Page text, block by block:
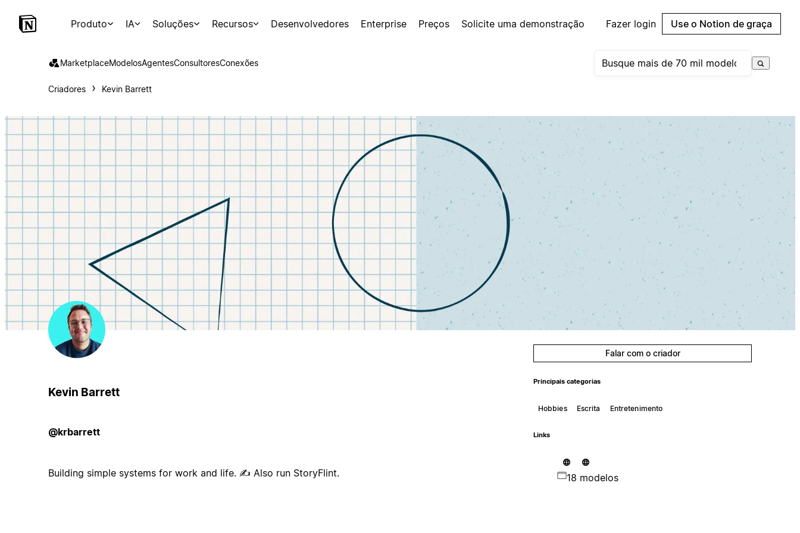
Produto IA Soluções Recursos Desenvolvedores Enterprise Preços Solicite uma demonstração Fazer login Use o Notion de graça
MarketplaceModelosAgentesConsultoresConexões
Criadores Kevin Barrett
Kevin Barrett
@krbarrett
Building simple systems for work and life. ✍ Also run StoryFlint.
Falar com o criador
Principais categorias
Hobbies Escrita Entretenimento
Links
18 modelos